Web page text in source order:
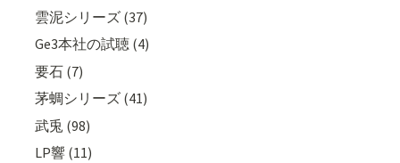
雲泥シリーズ (37)
Ge3本社の試聴 (4)
要石 (7)
茅蜩シリーズ (41)
武兎 (98)
LP響 (11)